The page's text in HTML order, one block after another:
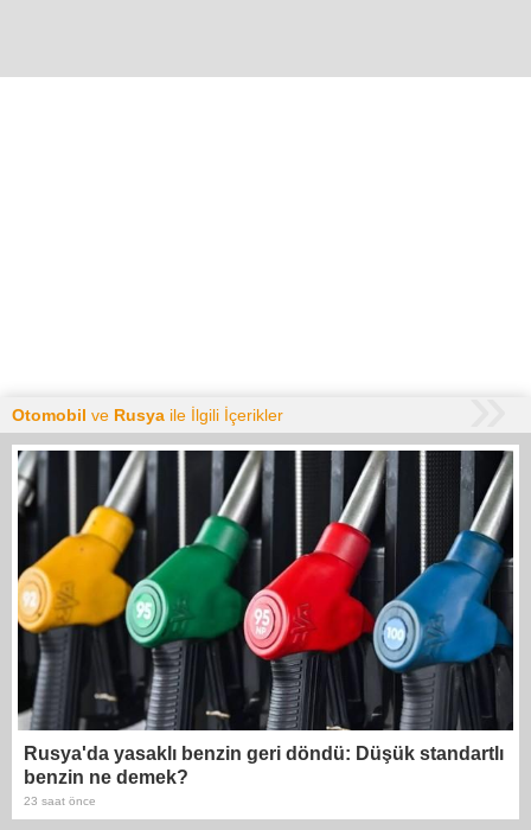
Otomobil ve Rusya ile İlgili İçerikler
Rusya'da yasaklı benzin geri döndü: Düşük standartlı
benzin ne demek?
23 saat önce